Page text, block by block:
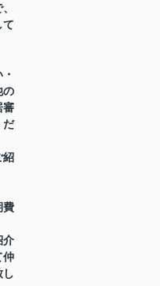
て
の
審
だ
紹
費
介
仲
し